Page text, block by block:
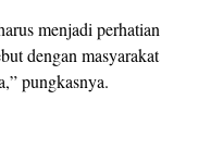
menjadi perhatian
dengan masyarakat
pungkasnya.